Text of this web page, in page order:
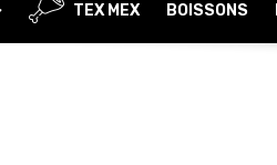
TEX MEX BOISSONS